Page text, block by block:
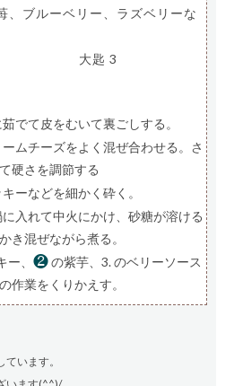
、ブルーベリー、ラズベリーな
大匙 3
でて皮をむいて裏ごしする。
ムチーズをよく混ぜ合わせる。さ
硬さを調節する
ーなどを細かく砕く。
入れて中火にかけ、砂糖が溶ける
き混ぜながら煮る。
、 ❷の紫芋、3. のベリーソース
作業をくりかえす。
います。